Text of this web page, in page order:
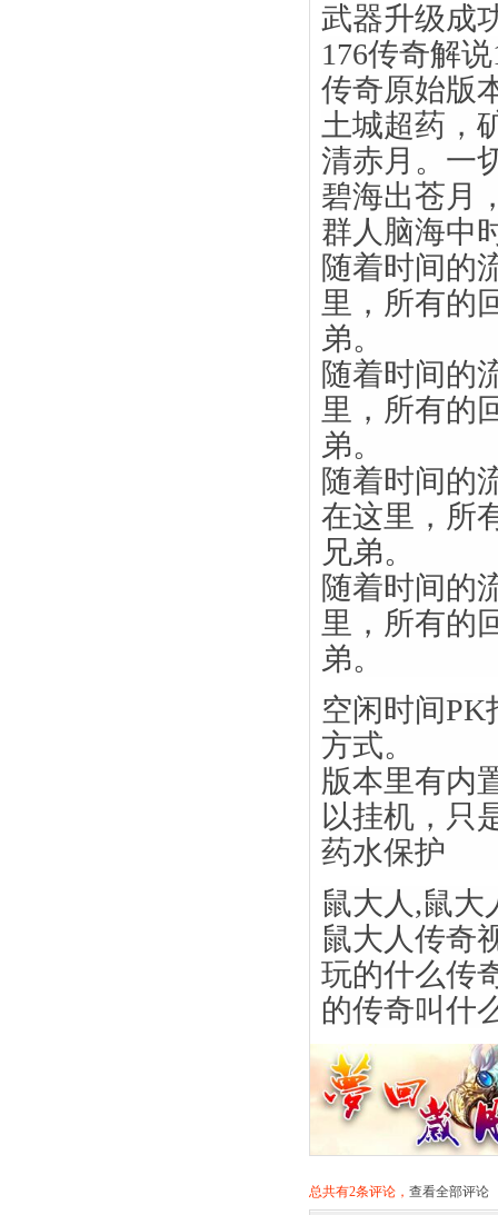
武器升级成
176传奇解
传奇原始版
土城超药，
清赤月。一
碧海出苍月
群人脑海中
随着时间的
里，所有的
弟。
随着时间的
里，所有的
弟。
随着时间的
在这里，所
兄弟。
随着时间的
里，所有的
弟。
空闲时间
方式。
版本里有内
以挂机，只
药水保护
鼠大人,鼠大
鼠大人传奇
玩的什么传
的传奇叫什
总共有2条评论， 查看全部评论